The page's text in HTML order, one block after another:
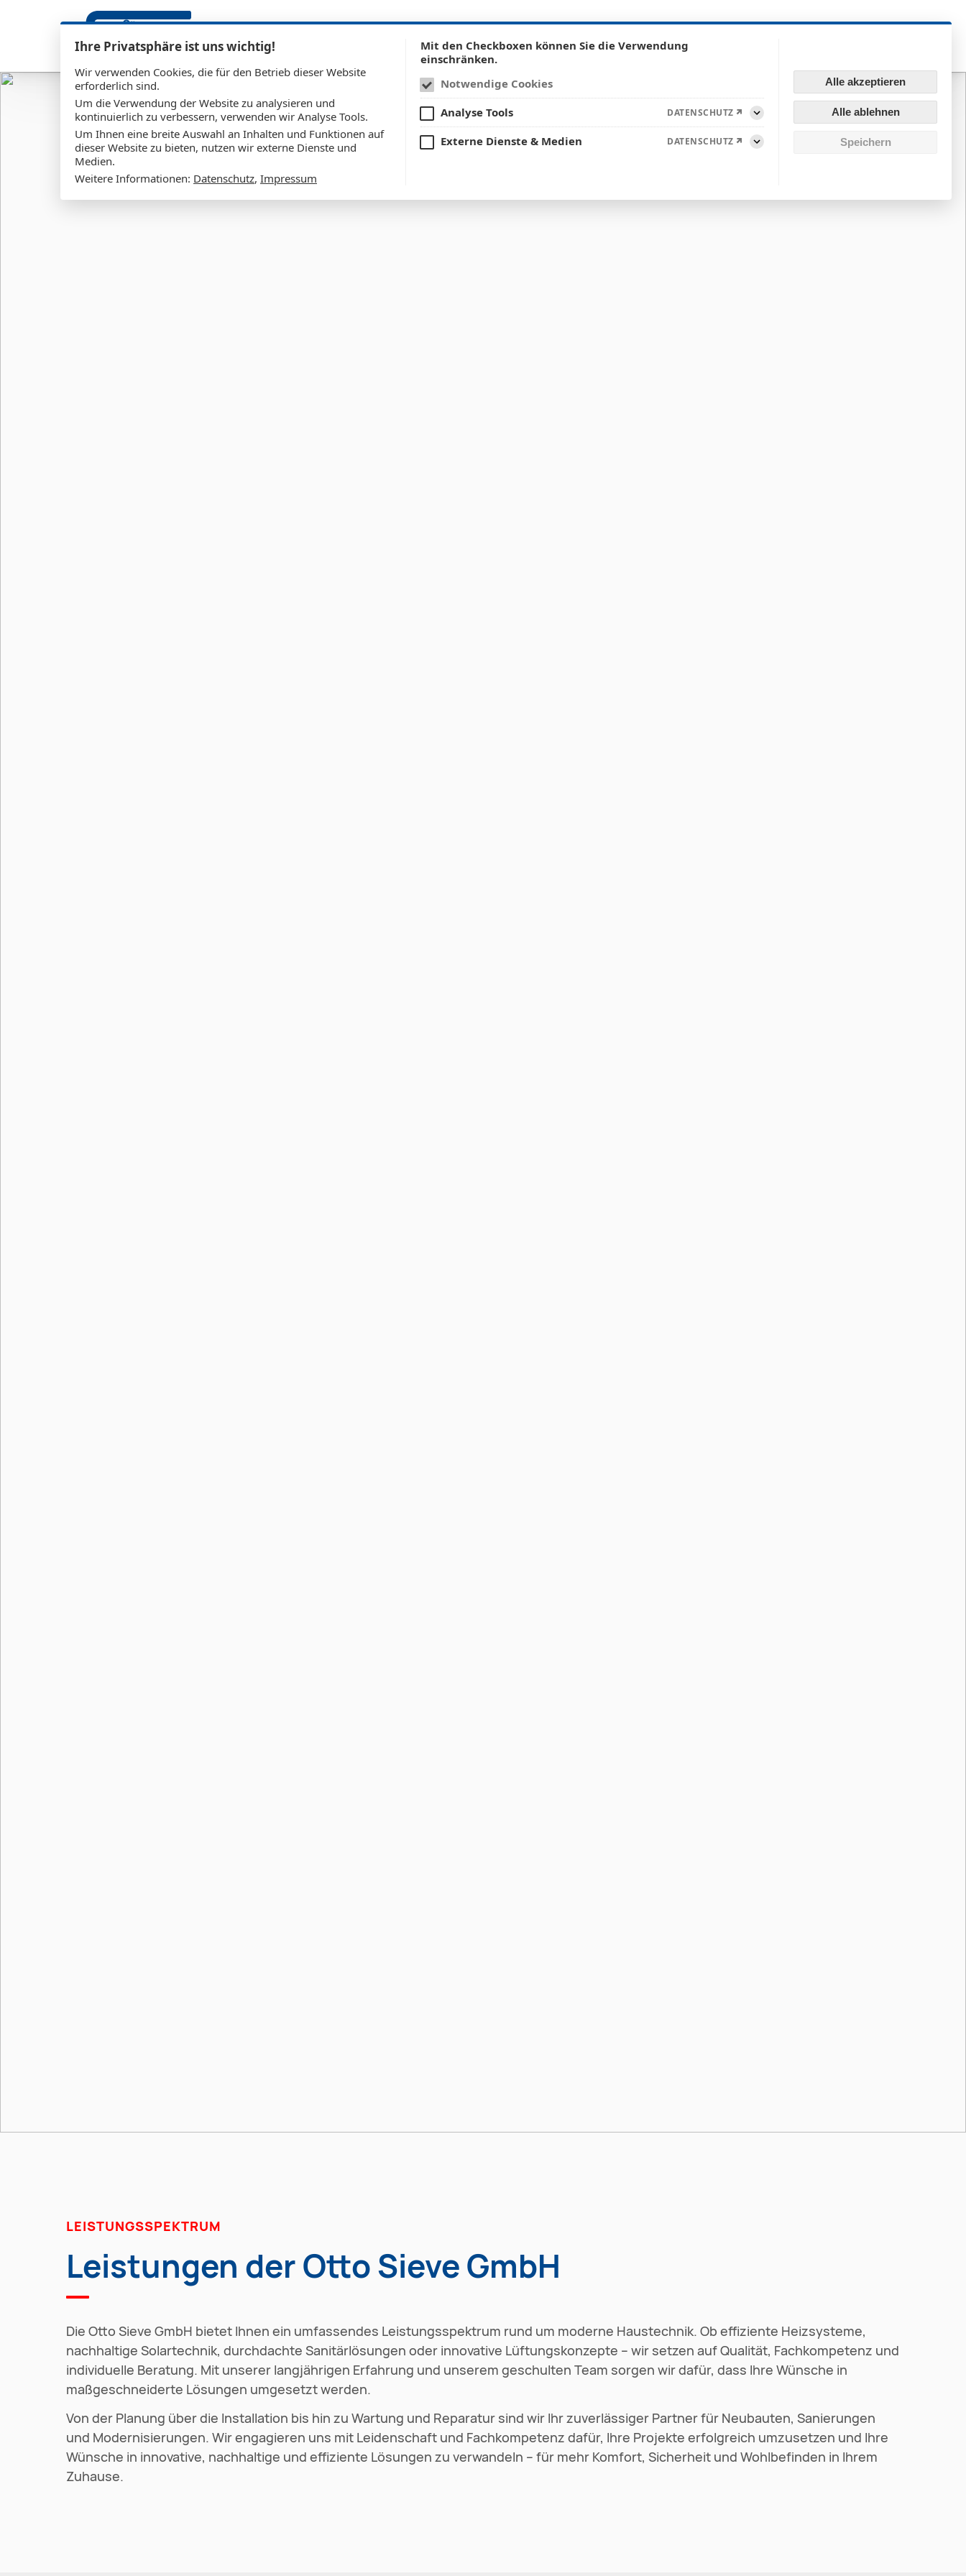
LEISTUNGSSPEKTRUM
Leistungen der Otto Sieve GmbH
Die Otto Sieve GmbH bietet Ihnen ein umfassendes Leistungsspektrum rund um moderne Haustechnik. Ob effiziente Heizsysteme,
nachhaltige Solartechnik, durchdachte Sanitärlösungen oder innovative Lüftungskonzepte – wir setzen auf Qualität, Fachkompetenz und
individuelle Beratung. Mit unserer langjährigen Erfahrung und unserem geschulten Team sorgen wir dafür, dass Ihre Wünsche in
maßgeschneiderte Lösungen umgesetzt werden.
Von der Planung über die Installation bis hin zu Wartung und Reparatur sind wir Ihr zuverlässiger Partner für Neubauten, Sanierungen
und Modernisierungen. Wir engagieren uns mit Leidenschaft und Fachkompetenz dafür, Ihre Projekte erfolgreich umzusetzen und Ihre
Wünsche in innovative, nachhaltige und effiziente Lösungen zu verwandeln – für mehr Komfort, Sicherheit und Wohlbefinden in Ihrem
Zuhause.
Ihre Privatsphäre ist uns wichtig!
Wir verwenden Cookies, die für den Betrieb dieser Website
erforderlich sind.
Um die Verwendung der Website zu analysieren und
kontinuierlich zu verbessern, verwenden wir Analyse Tools.
Um Ihnen eine breite Auswahl an Inhalten und Funktionen auf
dieser Website zu bieten, nutzen wir externe Dienste und
Medien.
Weitere Informationen: Datenschutz, Impressum
Mit den Checkboxen können Sie die Verwendung
einschränken.
Notwendige Cookies
Analyse Tools
DATENSCHUTZ
Aufklappen
Externe Dienste & Medien
DATENSCHUTZ
Alle akzeptieren
Alle ablehnen
Speichern